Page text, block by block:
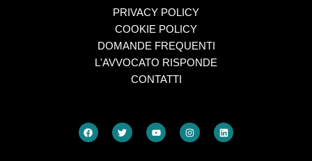
PRIVACY POLICY
COOKIE POLICY
DOMANDE FREQUENTI
L'AVVOCATO RISPONDE
CONTATTI